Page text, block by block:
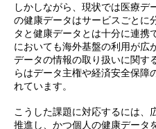
しかしながら、現状では医療デ
の健康データはサービスごとに
タと健康データとは十分に連携
においても海外基盤の利用が広
データの情報の取り扱いに関す
らはデータ主権や経済安全保障
れています。
こうした課題に対応するには、
推進し、かつ個人の健康データ